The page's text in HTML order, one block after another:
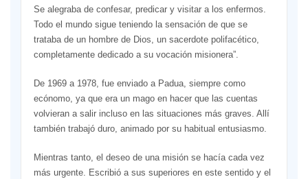
Se alegraba de confesar, predicar y visitar a los enfermos.
Todo el mundo sigue teniendo la sensación de que se
trataba de un hombre de Dios, un sacerdote polifacético,
completamente dedicado a su vocación misionera”.
De 1969 a 1978, fue enviado a Padua, siempre como
ecónomo, ya que era un mago en hacer que las cuentas
volvieran a salir incluso en las situaciones más graves. Allí
también trabajó duro, animado por su habitual entusiasmo.
Mientras tanto, el deseo de una misión se hacía cada vez
más urgente. Escribió a sus superiores en este sentido y el